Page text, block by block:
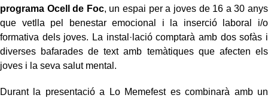
programa Ocell de Foc, un espai per a joves de 16 a 30 anys
que vetlla pel benestar emocional i la inserció laboral i/o
formativa dels joves. La instal·lació comptarà amb dos sofàs i
diverses bafarades de text amb temàtiques que afecten els
joves i la seva salut mental.
Durant la presentació a Lo Memefest es combinarà amb un